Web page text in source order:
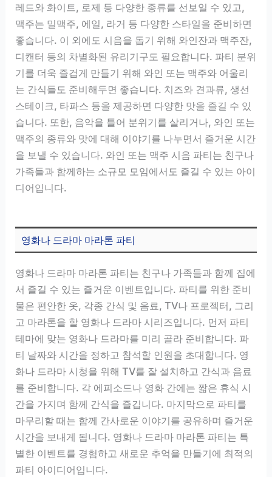
레드와 화이트, 로제 등 다양한 종류를 선보일 수 있고,
맥주는 밀맥주, 에일, 라거 등 다양한 스타일을 준비하면
좋습니다. 이 외에도 시음을 돕기 위해 와인잔과 맥주잔,
디캔터 등의 차별화된 유리기구도 필요합니다. 파티 분위
기를 더욱 즐겁게 만들기 위해 와인 또는 맥주와 어울리
는 간식들도 준비해두면 좋습니다. 치즈와 견과류, 생선
스테이크, 타파스 등을 제공하면 다양한 맛을 즐길 수 있
습니다. 또한, 음악을 틀어 분위기를 살리거나, 와인 또는
맥주의 종류와 맛에 대해 이야기를 나누면서 즐거운 시간
을 보낼 수 있습니다. 와인 또는 맥주 시음 파티는 친구나
가족들과 함께하는 소규모 모임에서도 즐길 수 있는 아이
디어입니다.
영화나 드라마 마라톤 파티
영화나 드라마 마라톤 파티는 친구나 가족들과 함께 집에
서 즐길 수 있는 즐거운 이벤트입니다. 파티를 위한 준비
물은 편안한 옷, 각종 간식 및 음료, TV나 프로젝터, 그리
고 마라톤을 할 영화나 드라마 시리즈입니다. 먼저 파티
테마에 맞는 영화나 드라마를 미리 골라 준비합니다. 파
티 날짜와 시간을 정하고 참석할 인원을 초대합니다. 영
화나 드라마 시청을 위해 TV를 잘 설치하고 간식과 음료
를 준비합니다. 각 에피소드나 영화 간에는 짧은 휴식 시
간을 가지며 함께 간식을 즐깁니다. 마지막으로 파티를
마무리할 때는 함께 간사로운 이야기를 공유하며 즐거운
시간을 보내게 됩니다. 영화나 드라마 마라톤 파티는 특
별한 이벤트를 경험하고 새로운 추억을 만들기에 최적의
파티 아이디어입니다.